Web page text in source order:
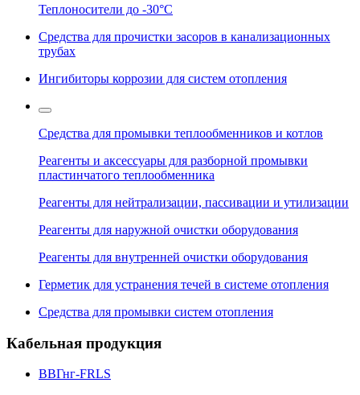
Теплоносители до -30°C
Средства для прочистки засоров в канализационных
трубах
Ингибиторы коррозии для систем отопления
Средства для промывки теплообменников и котлов
Реагенты и аксессуары для разборной промывки
пластинчатого теплообменника
Реагенты для нейтрализации, пассивации и утилизации
Реагенты для наружной очистки оборудования
Реагенты для внутренней очистки оборудования
Герметик для устранения течей в системе отопления
Средства для промывки систем отопления
Кабельная продукция
ВВГнг-FRLS